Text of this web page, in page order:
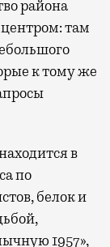
района
там
к тому же
в
по
белок и
1957»,